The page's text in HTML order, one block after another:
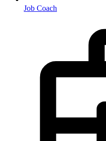
Job Coach